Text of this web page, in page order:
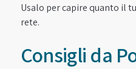
Usalo per capire quanto il
rete.
Consigli da